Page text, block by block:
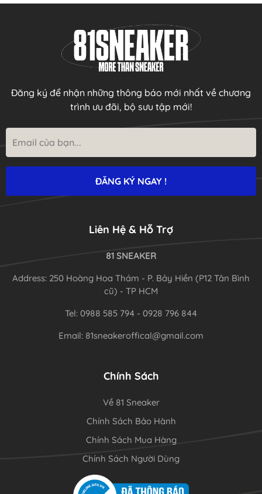
Đăng ký để nhận những thông báo mới nhất về chương
trình ưu đãi, bộ sưu tập mới!
Liên Hệ & Hỗ Trợ
81 SNEAKER
Address: 250 Hoàng Hoa Thám - P. Bảy Hiền (P12 Tân Bình
cũ) - TP HCM
Tel: 0988 585 794 - 0928 796 844
Email: 81sneakeroffical@gmail.com
Chính Sách
Về 81 Sneaker
Chính Sách Bảo Hành
Chính Sách Mua Hàng
Chính Sách Người Dùng